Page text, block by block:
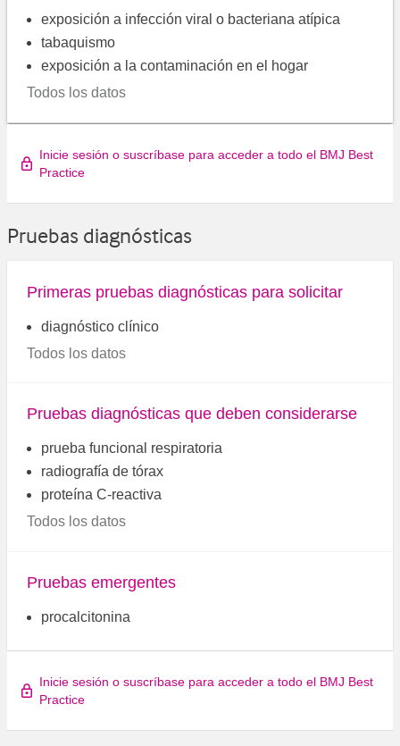
exposición a infección viral o bacteriana atípica
tabaquismo
exposición a la contaminación en el hogar
Todos los datos
Inicie sesión o suscríbase para acceder a todo el BMJ Best
Practice
Pruebas diagnósticas
Primeras pruebas diagnósticas para solicitar
diagnóstico clínico
Todos los datos
Pruebas diagnósticas que deben considerarse
prueba funcional respiratoria
radiografía de tórax
proteína C-reactiva
Todos los datos
Pruebas emergentes
procalcitonina
Inicie sesión o suscríbase para acceder a todo el BMJ Best
Practice